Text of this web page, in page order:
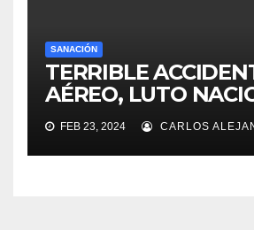
SANACIÓN
TERRIBLE
AÉREO, LUTO
FEB 23, 2024 CARLOS